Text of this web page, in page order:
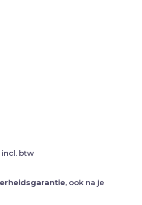
incl. btw
, ook na je